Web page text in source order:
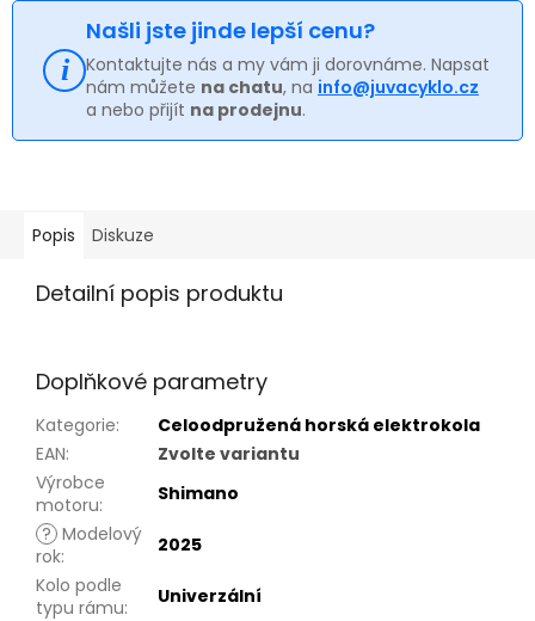
Našli jste jinde lepší cenu?
Kontaktujte nás a my vám ji dorovnáme. Napsat
nám můžete na chatu, na info@juvacyklo.cz
a nebo přijít na prodejnu.
Popis Diskuze
Detailní popis produktu
Doplňkové parametry
Kategorie:
Celoodpružená horská elektrokola
EAN:
Zvolte variantu
Výrobce
motoru:
Shimano
? Modelový
rok:
2025
Kolo podle
typu rámu:
Univerzální